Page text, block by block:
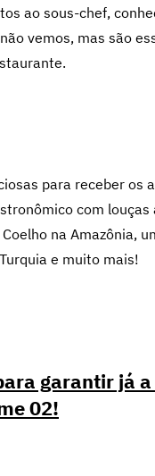
ao sous-chef,
vemos, mas são
para receber os
com louças
na Amazônia,
e muito mais!
garantir já a
02!